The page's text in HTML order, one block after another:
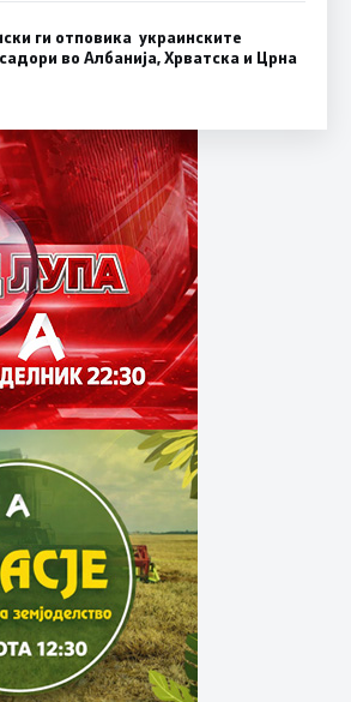
ги отповика украинските
во Албанија, Хрватска и Црна